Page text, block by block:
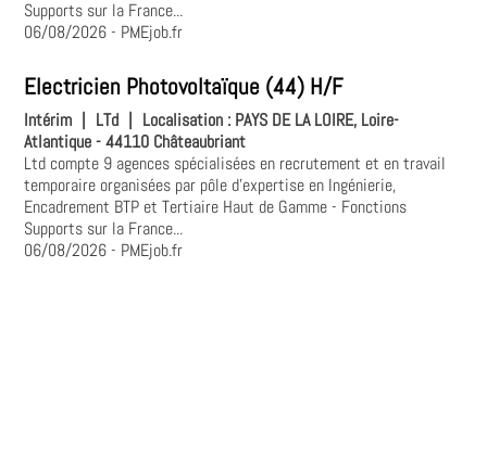
Supports sur la France...
06/08/2026- PMEjob.fr
Electricien Photovoltaïque (44) H/F
Intérim | LTd | Localisation : PAYS DE LA LOIRE, Loire-
Atlantique - 44110 Châteaubriant
Ltd compte 9 agences spécialisées en recrutement et en travail
temporaire organisées par pôle d'expertise en Ingénierie,
Encadrement BTP et Tertiaire Haut de Gamme - Fonctions
Supports sur la France...
06/08/2026- PMEjob.fr